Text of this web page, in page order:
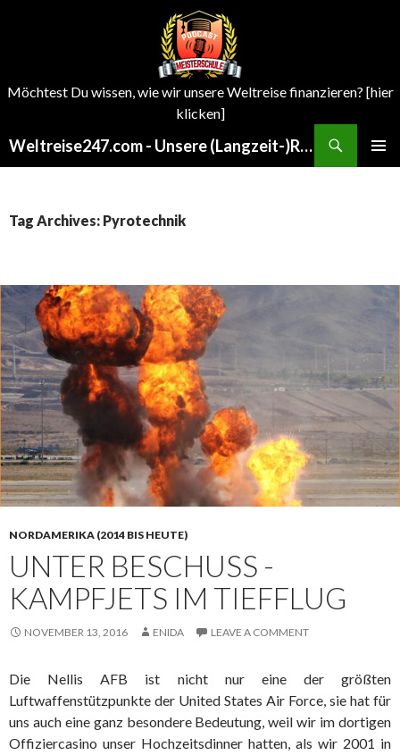
Möchtest Du wissen, wie wir unsere Weltreise finanzieren? [hier
klicken]
Weltreise247.com - Unsere (Langzeit-)Reisen um die Welt
Tag Archives: Pyrotechnik
NORDAMERIKA (2014 BIS HEUTE)
UNTER BESCHUSS -
KAMPFJETS IM TIEFFLUG
NOVEMBER 13, 2016 ENIDA LEAVE A COMMENT
Die Nellis AFB ist nicht nur eine der größten
Luftwaffenstützpunkte der United States Air Force, sie hat für
uns auch eine ganz besondere Bedeutung, weil wir im dortigen
Offiziercasino unser Hochzeitsdinner hatten, als wir 2001 in